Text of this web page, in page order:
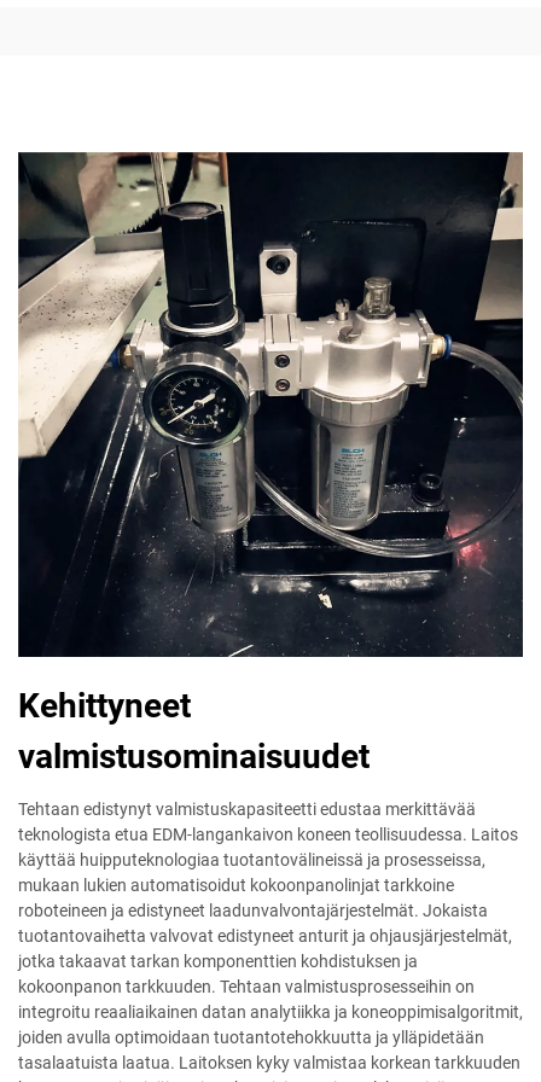
Kehittyneet
valmistusominaisuudet
Tehtaan edistynyt valmistuskapasiteetti edustaa merkittävää
teknologista etua EDM-langankaivon koneen teollisuudessa. Laitos
käyttää huipputeknologiaa tuotantovälineissä ja prosesseissa,
mukaan lukien automatisoidut kokoonpanolinjat tarkkoine
roboteineen ja edistyneet laadunvalvontajärjestelmät. Jokaista
tuotantovaihetta valvovat edistyneet anturit ja ohjausjärjestelmät,
jotka takaavat tarkan komponenttien kohdistuksen ja
kokoonpanon tarkkuuden. Tehtaan valmistusprosesseihin on
integroitu reaaliaikainen datan analytiikka ja koneoppimisalgoritmit,
joiden avulla optimoidaan tuotantotehokkuutta ja ylläpidetään
tasalaatuista laatua. Laitoksen kyky valmistaa korkean tarkkuuden